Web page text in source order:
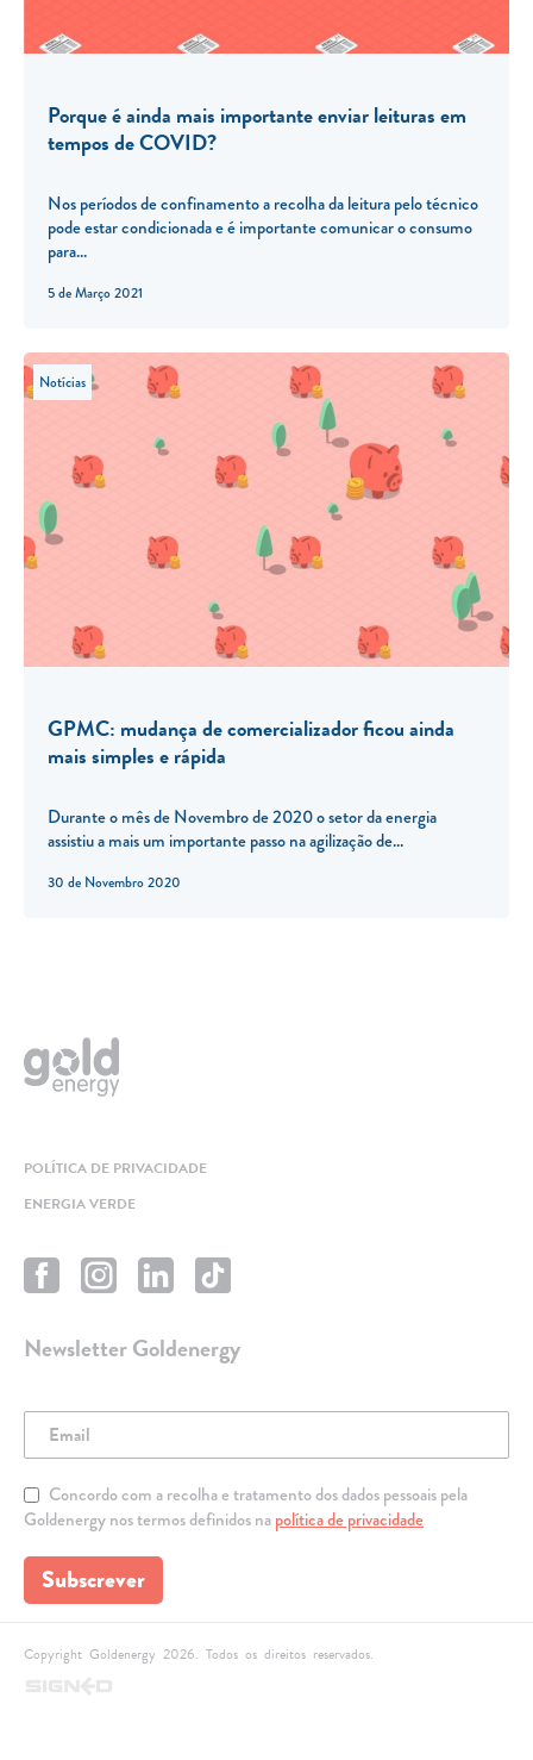
5 de Março 2021
Porque é ainda mais importante enviar leituras em
tempos de COVID?
Nos períodos de confinamento a recolha da leitura pelo técnico
pode estar condicionada e é importante comunicar o consumo
para...
30 de Novembro 2020
Notícias
GPMC: mudança de comercializador ficou ainda
mais simples e rápida
Durante o mês de Novembro de 2020 o setor da energia
assistiu a mais um importante passo na agilização de...
POLÍTICA DE PRIVACIDADE
ENERGIA VERDE
Newsletter Goldenergy
Concordo com a recolha e tratamento dos dados pessoais pela
Goldenergy nos termos definidos napolítica de privacidade
Subscrever
Copyright Goldenergy 2026. Todos os direitos reservados.